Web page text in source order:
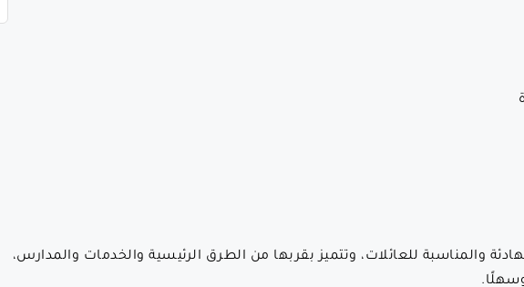
والمناسبة للعائلات، وتتميز بقربها من الطرق الرئيسية والخدمات والمدارس،